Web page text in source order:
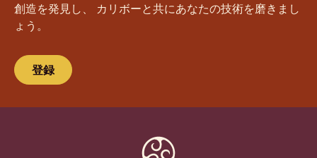
創造を発見し、 カリボーと共にあなたの技術を磨きまし
ょう。
登録